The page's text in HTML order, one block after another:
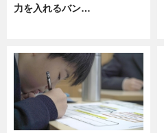
力を入れるバン…